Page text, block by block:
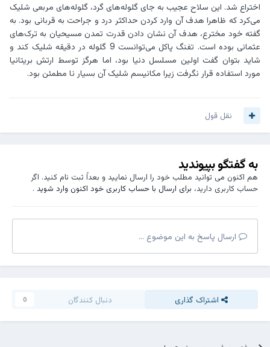
اختراع شد. این سلاح عجیب به جای گلوله‌های گرد، گلوله‌های مربعی شلیک
می‌کرد که ظاهرا هدف آن وارد کردن حداکثر درد و جراحت به قربانی بود. به
گفته خود مخترع، هدف آن نشان دادن قدرت تمدن مسیحیان به ترک‌های
عثمانی بوده است. تفنگ پاکل می‌توانست 9 گلوله در دقیقه شلیک کند و
شاید بتوان گفت اولین مسلسل دنیا بود، اما هرگز توسط ارتش بریتانیا
مورد استفاده قرار نگرفت زیرا مکانیسم شلیک آن بسیار نا مطمئن بود.
نقل قول
به گفتگو بپیوندید
هم اکنون می توانید مطلب خود را ارسال نمایید و بعداً ثبت نام کنید. اگر
حساب کاربری دارید، برای ارسال با حساب کاربری خود اکنون وارد شوید.
ارسال پاسخ به این موضوع ...
اشتراک گذاری دنبال کنندگان 0